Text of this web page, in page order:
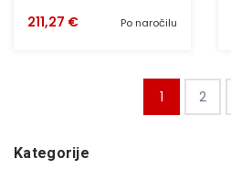
Po naročilu
211,27 €
1 2
Kategorije